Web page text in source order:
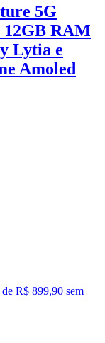
5G
12GB RAM
Lytia e
Amoled
R$ 899,90 sem